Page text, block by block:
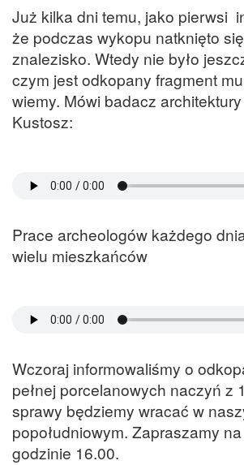
Już kilka dni temu, jako pierwsi
że podczas wykopu natknięto
znalezisko. Wtedy nie było
czym jest odkopany fragment
wiemy. Mówi badacz
Kustosz:
Prace archeologów każdego
wielu mieszkańców
Wczoraj informowaliśmy o
pełnej porcelanowych naczyń z
sprawy będziemy wracać w
popołudniowym. Zapraszamy na
godzinie 16.00.